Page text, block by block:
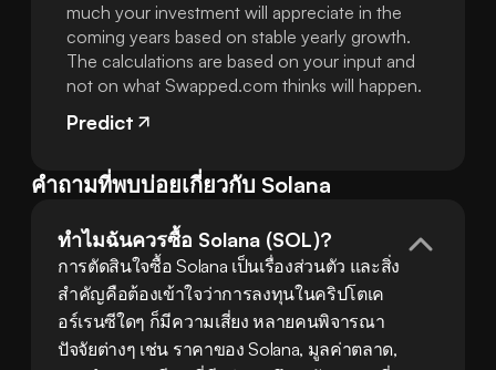
much your investment will appreciate in the
coming years based on stable yearly growth.
The calculations are based on your input and
not on what Swapped.com thinks will happen.
Predict
คำถามที่พบบ่อยเกี่ยวกับ Solana
ทำไมฉันควรซื้อ Solana (SOL)?
การตัดสินใจซื้อ Solana เป็นเรื่องส่วนตัว และสิ่ง
สำคัญคือต้องเข้าใจว่าการลงทุนในคริปโตเค
อร์เรนซีใดๆ ก็มีความเสี่ยง หลายคนพิจารณา
ปัจจัยต่างๆ เช่น ราคาของ Solana, มูลค่าตลาด,